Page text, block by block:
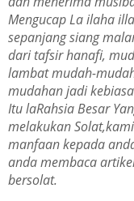
Mengucap La ilaha
sepanjang siang
dari tafsir hanafi,
lambat mudah-
mudahan jadi
Itu laRahsia Besar
melakukan
manfaan kepada
anda membaca
bersolat.